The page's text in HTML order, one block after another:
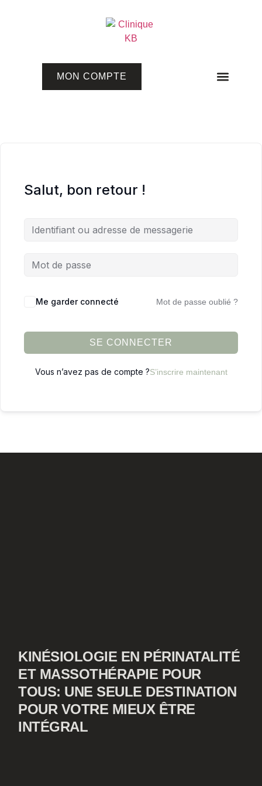
MON COMPTE
Salut, bon retour !
Me garder connecté Mot de passe oublié ?
SE CONNECTER
Vous n’avez pas de compte ?S’inscrire maintenant
KINÉSIOLOGIE EN PÉRINATALITÉ
ET MASSOTHÉRAPIE POUR
TOUS: UNE SEULE DESTINATION
POUR VOTRE MIEUX ÊTRE
INTÉGRAL